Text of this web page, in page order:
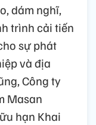
dám nghĩ,
trình cải tiến
sự phát
và địa
Công ty
Masan
hạn Khai